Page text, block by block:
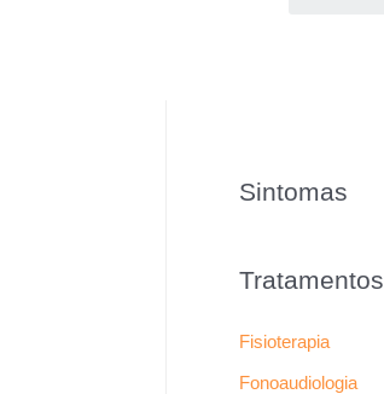
Sintomas
Tratamentos
Fisioterapia
Fonoaudiologia